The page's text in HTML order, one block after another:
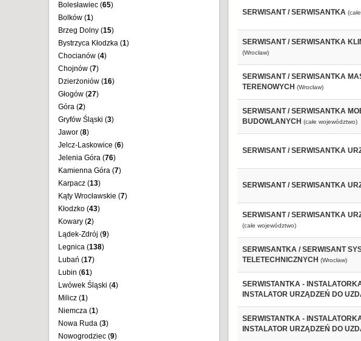
Bolesławiec (65)
Bolków (1)
Brzeg Dolny (15)
Bystrzyca Kłodzka (1)
Chocianów (4)
Chojnów (7)
Dzierżoniów (16)
Głogów (27)
Góra (2)
Gryfów Śląski (3)
Jawor (8)
Jelcz-Laskowice (6)
Jelenia Góra (76)
Kamienna Góra (7)
Karpacz (13)
Kąty Wrocławskie (7)
Kłodzko (43)
Kowary (2)
Lądek-Zdrój (9)
Legnica (138)
Lubań (17)
Lubin (61)
Lwówek Śląski (4)
Milicz (1)
Niemcza (1)
Nowa Ruda (3)
Nowogrodziec (9)
SERWISANT / SERWISANTKA
SERWISANT / SERWISANTKA
(Wrocław)
SERWISANT / SERWISANTKA
TERENOWYCH (Wrocław)
SERWISANT / SERWISANTKA
BUDOWLANYCH (całe województwo)
SERWISANT / SERWISANTKA
SERWISANT / SERWISANTKA
SERWISANT / SERWISANTKA
(całe województwo)
SERWISANTKA / SERWISANT
TELETECHNICZNYCH (Wrocław)
SERWISTANTKA -
INSTALATOR URZĄDZEŃ DO
SERWISTANTKA -
INSTALATOR URZĄDZEŃ DO